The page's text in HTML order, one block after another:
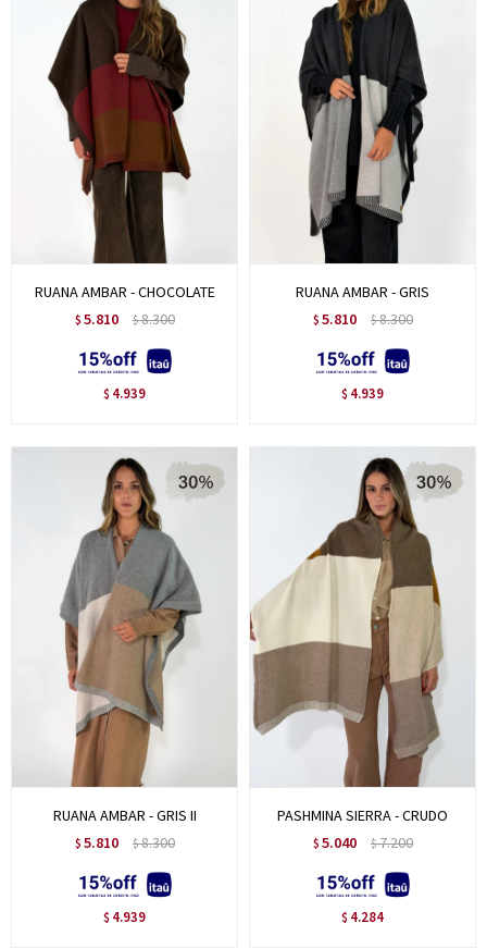
RUANA AMBAR - CHOCOLATE
$ 5.810 $8.300
$ 4.939
RUANA AMBAR - GRIS
$ 5.810 $8.300
$ 4.939
RUANA AMBAR - GRIS II
$ 5.810 $8.300
$ 4.939
PASHMINA SIERRA - CRUDO
$ 5.040 $7.200
$ 4.284